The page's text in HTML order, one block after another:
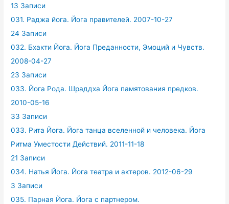
13 Записи
031. Раджа йога. Йога правителей. 2007-10-27
24 Записи
032. Бхакти Йога. Йога Преданности, Эмоций и Чувств.
2008-04-27
23 Записи
033. Йога Рода. Шраддха Йога памятования предков.
2010-05-16
33 Записи
033. Рита Йога. Йога танца вселенной и человека. Йога
Ритма Уместости Действий. 2011-11-18
21 Записи
034. Натья Йога. Йога театра и актеров. 2012-06-29
3 Записи
035. Парная Йога. Йога с партнером.